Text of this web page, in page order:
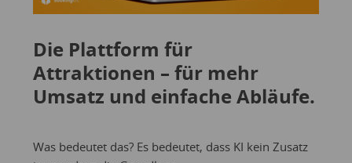
Die Plattform für
Attraktionen – für mehr
Umsatz und einfache Abläufe.
Was bedeutet das? Es bedeutet, dass KI kein Zusatz